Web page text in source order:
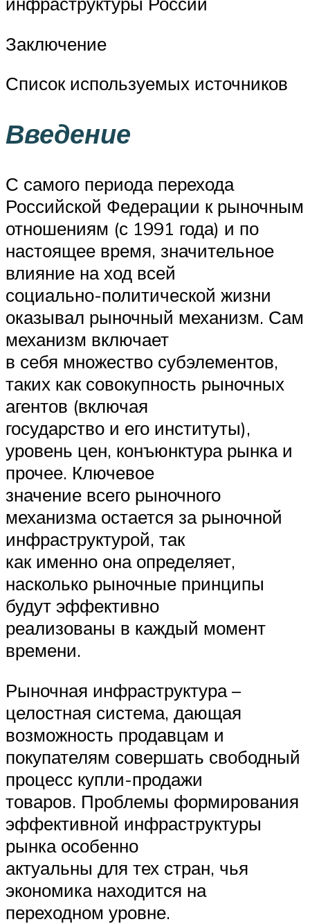
Заключение
Список используемых источников
Введение
С самого периода перехода
Российской Федерации к рыночным
отношениям (с 1991 года) и по
настоящее время, значительное
влияние на ход всей
социально-политической жизни
оказывал рыночный механизм. Сам
механизм включает
в себя множество субэлементов,
таких как совокупность рыночных
агентов (включая
государство и его институты),
уровень цен, конъюнктура рынка и
прочее. Ключевое
значение всего рыночного
механизма остается за рыночной
инфраструктурой, так
как именно она определяет,
насколько рыночные принципы
будут эффективно
реализованы в каждый момент
времени.
Рыночная инфраструктура –
целостная система, дающая
возможность продавцам и
покупателям совершать свободный
процесс купли-продажи
товаров. Проблемы формирования
эффективной инфраструктуры
рынка особенно
актуальны для тех стран, чья
экономика находится на
переходном уровне.